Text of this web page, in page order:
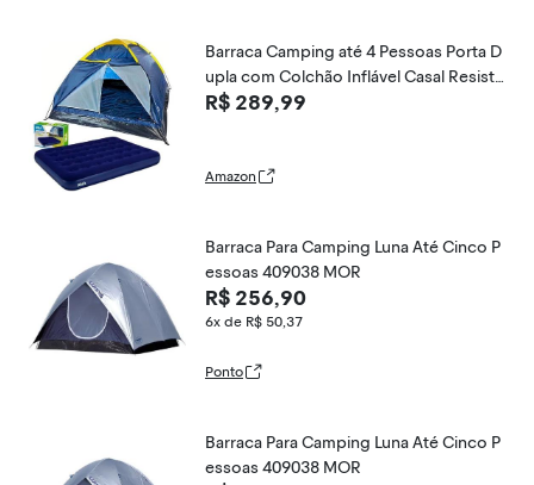
Barraca Camping até 4 Pessoas Porta D
upla com Colchão Inflável Casal Resiste
nte
R$ 289,99
Amazon
Barraca Para Camping Luna Até Cinco P
essoas 409038 MOR
R$ 256,90
6x de R$ 50,37
Ponto
Barraca Para Camping Luna Até Cinco P
essoas 409038 MOR